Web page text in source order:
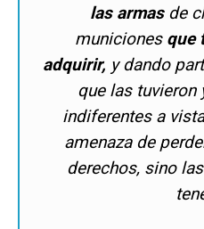
las armas de
municionesque
adquirir, y dando
que las tuvieron
indiferentes a
amenaza de
derechos, sino